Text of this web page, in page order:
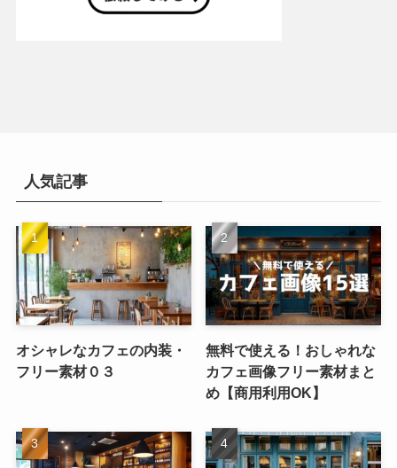
人気記事
オシャレなカフェの内装・
フリー素材０３
無料で使える！おしゃれな
カフェ画像フリー素材まと
め【商用利用OK】